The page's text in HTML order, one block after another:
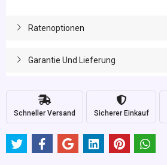
Ratenoptionen
Garantie Und Lieferung
Schneller Versand Sicherer Einkauf